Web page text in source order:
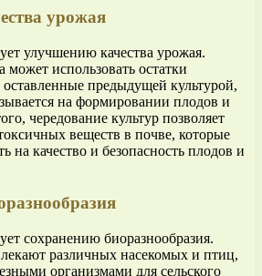
урожая
улучшению качества урожая.
использовать остатки
предыдущей культурой,
на формировании плодов и
чередование культур позволяет
веществ в почве, которые
на качество и безопасность плодов и
сохранению биоразнообразия.
различных насекомых и птиц,
организмами для сельского